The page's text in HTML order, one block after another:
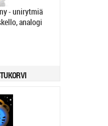
- unirytmiä
analogi
6 tp